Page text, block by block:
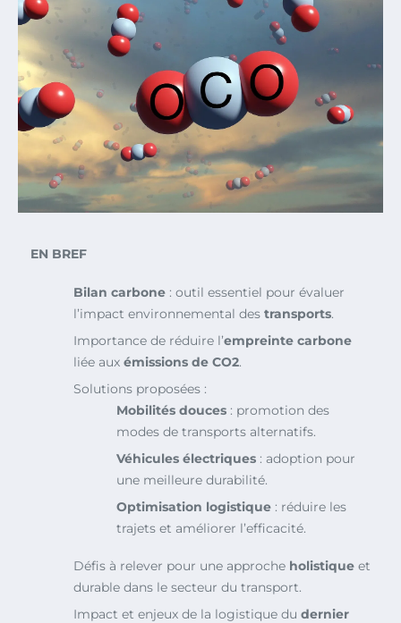
EN BREF
Bilan carbone : outil essentiel pour évaluer
l’impact environnemental des transports.
Importance de réduire l’empreinte carbone
liée aux émissions de CO2.
Solutions proposées :
Mobilités douces : promotion des
modes de transports alternatifs.
Véhicules électriques : adoption pour
une meilleure durabilité.
Optimisation logistique : réduire les
trajets et améliorer l’efficacité.
Défis à relever pour une approche holistique et
durable dans le secteur du transport.
Impact et enjeux de la logistique du dernier